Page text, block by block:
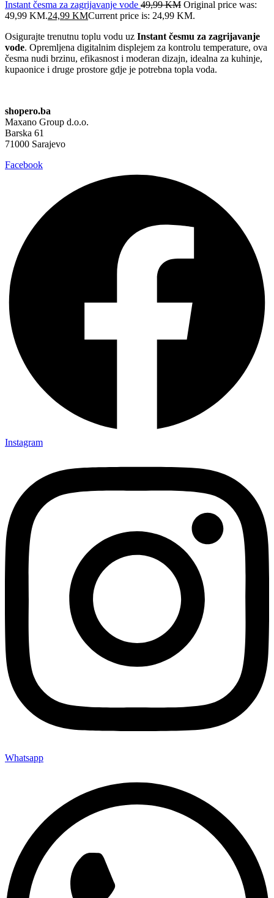
Instant česma za zagrijavanje vode 49,99KM Original price was:
49,99 KM.24,99 KMCurrent price is: 24,99 KM.
Osigurajte trenutnu toplu vodu uz Instant česmu za zagrijavanje
vode. Opremljena digitalnim displejem za kontrolu temperature, ova
česma nudi brzinu, efikasnost i moderan dizajn, idealna za kuhinje,
kupaonice i druge prostore gdje je potrebna topla voda.
shopero.ba
Maxano Group d.o.o.
Barska 61
71000 Sarajevo
Facebook
Instagram
Whatsapp